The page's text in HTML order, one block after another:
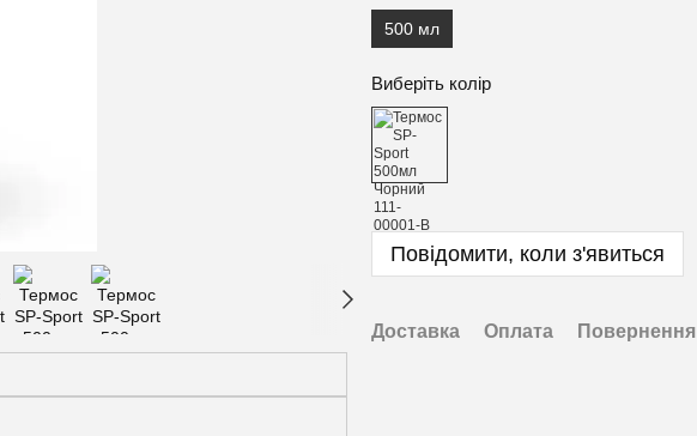
500 мл
Виберіть колір
Повідомити, коли з'явиться
Доставка Оплата Повернення